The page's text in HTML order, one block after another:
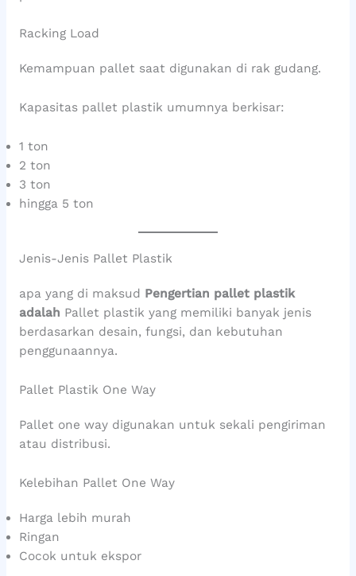
Racking Load
Kemampuan pallet saat digunakan di rak gudang.
Kapasitas pallet plastik umumnya berkisar:
1 ton
2 ton
3 ton
hingga 5 ton
Jenis-Jenis Pallet Plastik
apa yang di maksud Pengertian pallet plastik
adalah Pallet plastik yang memiliki banyak jenis
berdasarkan desain, fungsi, dan kebutuhan
penggunaannya.
Pallet Plastik One Way
Pallet one way digunakan untuk sekali pengiriman
atau distribusi.
Kelebihan Pallet One Way
Harga lebih murah
Ringan
Cocok untuk ekspor